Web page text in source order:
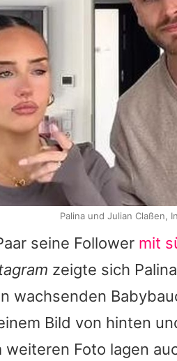
seine Follower mit
zeigte sich Palina
wachsenden
Bild von hinten
weiteren Foto lagen
Palina und Julian Claßen,